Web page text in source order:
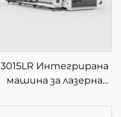
3015LR Интегрирана
машина за лазерна
тръби с единична